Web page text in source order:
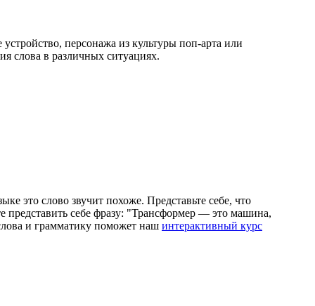
персонажа из культуры поп-арта или
слова в различных ситуациях.
это слово звучит похоже. Представьте себе, что
себе фразу: "Трансформер — это машина,
и грамматику поможет наш интерактивный курс